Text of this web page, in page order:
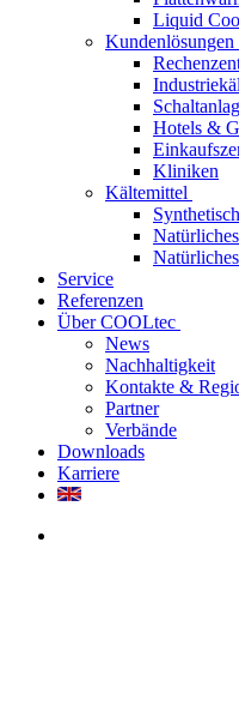
Liquid
Kundenlösungen
Hotels &
Kliniken
Kältemittel
Service
Referenzen
Über COOLtec
News
Nachhaltigkeit
Kontakte &
Partner
Verbände
Downloads
Karriere